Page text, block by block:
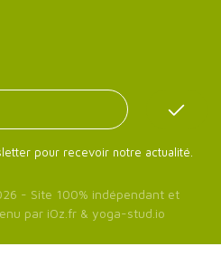
pour recevoir notre actualité.
- Site 100% indépendant et
par iOz.fr & yoga-stud.io